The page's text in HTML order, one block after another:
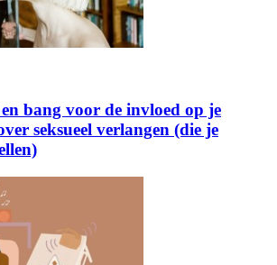
en bang voor de invloed op je
seksueel verlangen (die je